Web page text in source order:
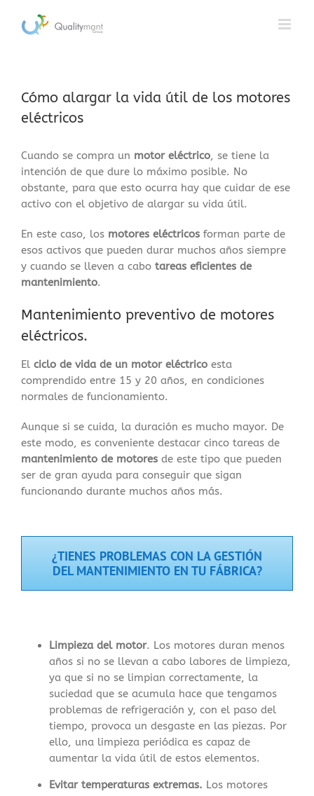
contenido
Cómo alargar la vida útil de los motores
eléctricos
Cuando se compra un motor eléctrico, se tiene la
intención de que dure lo máximo posible. No
obstante, para que esto ocurra hay que cuidar de ese
activo con el objetivo de alargar su vida útil.
En este caso, los motores eléctricos forman parte de
esos activos que pueden durar muchos años siempre
y cuando se lleven a cabo tareas eficientes de
mantenimiento.
Mantenimiento preventivo de motores
eléctricos.
El ciclo de vida de un motor eléctrico esta
comprendido entre 15 y 20 años, en condiciones
normales de funcionamiento.
Aunque si se cuida, la duración es mucho mayor. De
este modo, es conveniente destacar cinco tareas de
mantenimiento de motores de este tipo que pueden
ser de gran ayuda para conseguir que sigan
funcionando durante muchos años más.
¿TIENES PROBLEMAS CON LA GESTIÓN
DEL MANTENIMIENTO EN TU FÁBRICA?
Limpieza del motor. Los motores duran menos
años si no se llevan a cabo labores de limpieza,
ya que si no se limpian correctamente, la
suciedad que se acumula hace que tengamos
problemas de refrigeración y, con el paso del
tiempo, provoca un desgaste en las piezas. Por
ello, una limpieza periódica es capaz de
aumentar la vida útil de estos elementos.
Evitar temperaturas extremas. Los motores